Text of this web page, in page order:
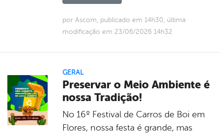
por Ascom, publicado em 14h30, última
modificação em 23/06/2026 14h32
GERAL
Preservar o Meio Ambiente é
nossa Tradição!
No 16º Festival de Carros de Boi em
Flores, nossa festa é grande, mas